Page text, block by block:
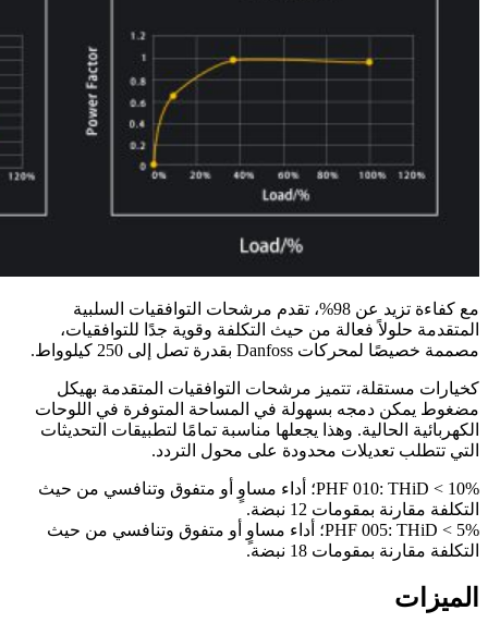
مع كفاءة تزيد عن 98%، تقدم مرشحات التوافقيات السلبية
المتقدمة حلولاً فعالة من حيث التكلفة وقوية جدًا للتوافقيات،
مصممة خصيصًا لمحركات Danfoss بقدرة تصل إلى 250 كيلوواط.
كخيارات مستقلة، تتميز مرشحات التوافقيات المتقدمة بهيكل
مضغوط يمكن دمجه بسهولة في المساحة المتوفرة في اللوحات
الكهربائية الحالية. وهذا يجعلها مناسبة تمامًا لتطبيقات التحديثات
التي تتطلب تعديلات محدودة على محول التردد.
PHF 010: THiD < 10%؛ أداء مساوٍ أو متفوق وتنافسي من حيث
التكلفة مقارنة بمقومات 12 نبضة.
PHF 005: THiD < 5%؛ أداء مساوٍ أو متفوق وتنافسي من حيث
التكلفة مقارنة بمقومات 18 نبضة.
الميزات